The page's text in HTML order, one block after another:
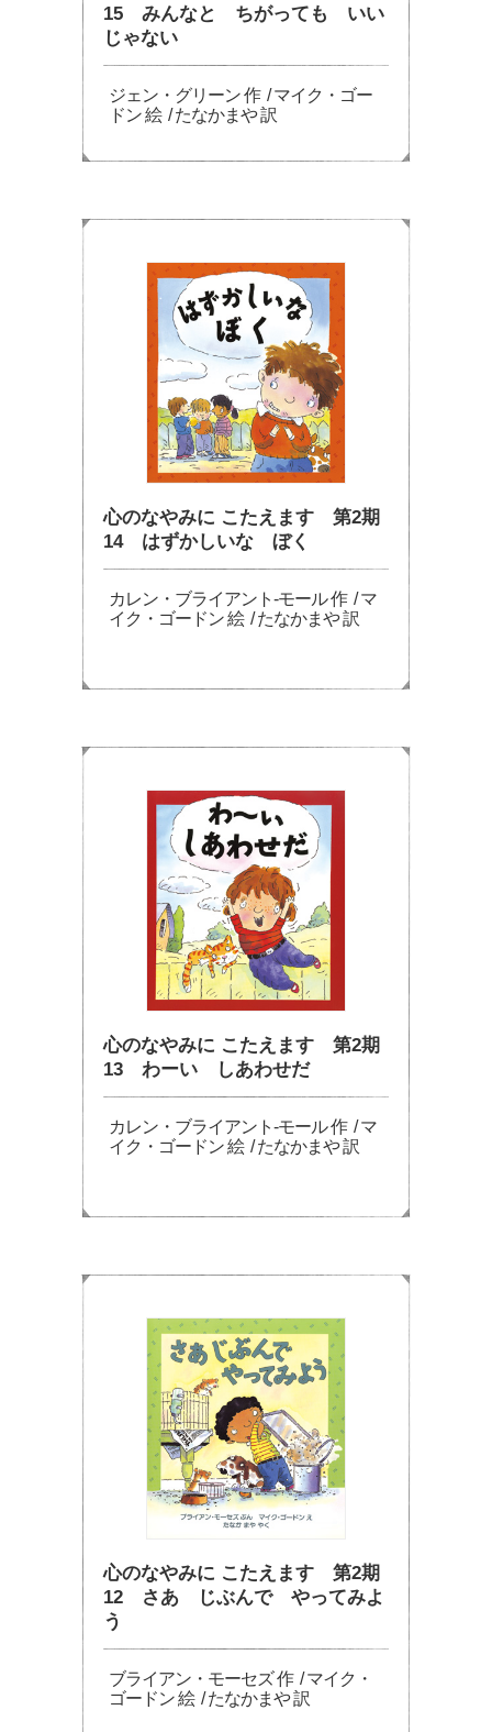
15 みんなと ちがっても いい
じゃない
ジェン・グリーン 作 / マイク・ゴー
ドン 絵 / たなかまや 訳
心のなやみに こたえます 第2期
14 はずかしいな ぼく
カレン・ブライアント-モール 作 / マ
イク・ゴードン 絵 / たなかまや 訳
心のなやみに こたえます 第2期
13 わーい しあわせだ
カレン・ブライアント-モール 作 / マ
イク・ゴードン 絵 / たなかまや 訳
心のなやみに こたえます 第2期
12 さあ じぶんで やってみよ
う
ブライアン・モーセズ 作 / マイク・
ゴードン 絵 / たなかまや 訳